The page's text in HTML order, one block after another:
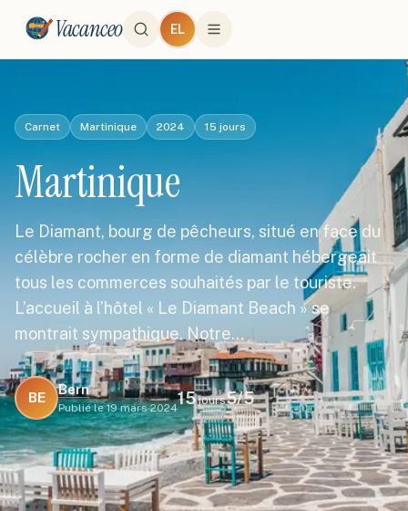
Vacanceo EL
Carnet Martinique 2024 15 jours
Martinique
Le Diamant, bourg de pêcheurs, situé en face du
célèbre rocher en forme de diamant hébergeait
tous les commerces souhaités par le touriste.
L’accueil à l’hôtel « Le Diamant Beach » se
montrait sympathique. Notre…
BE
Bern
Publié le 19 mars 2024
15jours5/5